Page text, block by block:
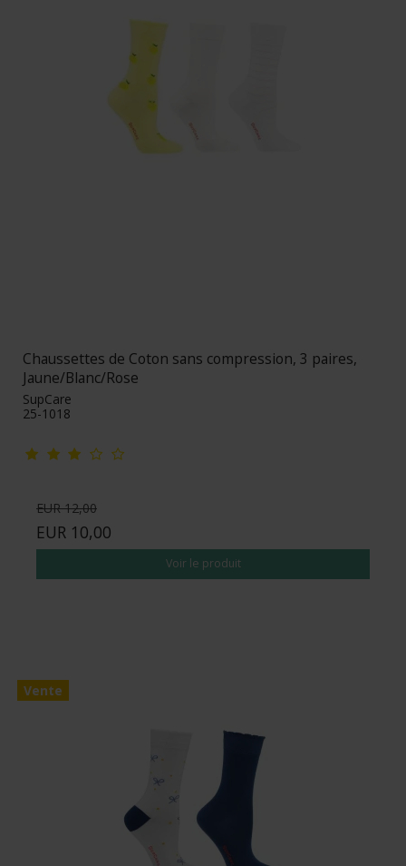
Chaussettes de Coton sans compression, 3 paires,
Jaune/Blanc/Rose
SupCare
25-1018
EUR 12,00
EUR 10,00
Voir le produit
Vente